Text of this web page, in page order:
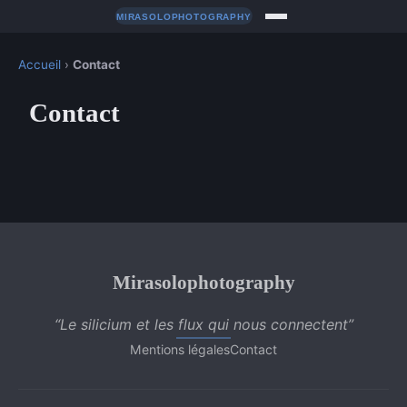
Accueil › Contact
Contact
Mirasolophotography
“Le silicium et les flux qui nous connectent”
Mentions légalesContact